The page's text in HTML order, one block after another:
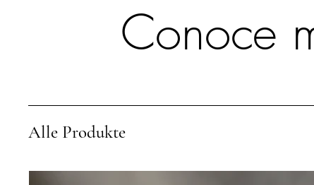
Conoce
Alle Produkte